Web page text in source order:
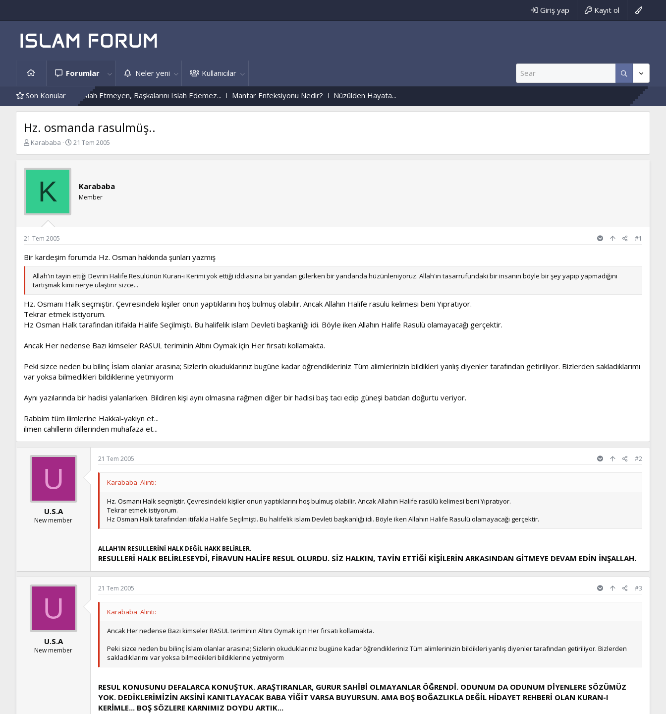
Giriş yap Kayıt ol
Forumlar Neler yeni Kullanıcılar
Son Konular
Kendini Islah Etmeyen, Başkalarını Islah Edemez... Mantar Enfeksiyonu Nedir? Nüzûlden Hayata...
Hz. osmanda rasulmüş..
K
b
a
a
a
Karababa
B
h
21 Tem 2005
K Karababa
Member
21 Tem 2005 #1
Bir kardeşim forumda Hz. Osman hakkında şunları yazmış
Allah'ın tayin ettiği Devrin Halife Resulünün Kuran-ı Kerimi yok ettiği iddiasına bir yandan gülerken bir yandanda hüzünleniyoruz. Allah'ın tasarrufundaki bir insanın böyle bir şey yapıp yapmadığını
tartışmak kimi nerye ulaştırır sizce...
Hz. Osmanı Halk seçmiştir. Çevresindeki kişiler onun yaptıklarını hoş bulmuş olabilir. Ancak Allahın Halife rasülü kelimesi beni Yıpratıyor.
Tekrar etmek istiyorum.
Hz Osman Halk tarafından itifakla Halife Seçilmişti. Bu halifelik islam Devleti başkanlığı idi. Böyle iken Allahın Halife Rasulü olamayacağı gerçektir.
Ancak Her nedense Bazı kimseler RASUL teriminin Altını Oymak için Her fırsatı kollamakta.
Peki sizce neden bu bilinç İslam olanlar arasına; Sizlerin okuduklarınız bugüne kadar öğrendikleriniz Tüm alimlerinizin bildikleri yanlış diyenler tarafından getiriliyor. Bizlerden sakladıklarımı
var yoksa bilmedikleri bildiklerine yetmiyorm
Aynı yazılarında bir hadisi yalanlarken. Bildiren kişi aynı olmasına rağmen diğer bir hadisi baş tacı edip güneşi batıdan doğurtu veriyor.
Rabbim tüm ilimlerine Hakkal-yakiyn et...
ilmen cahillerin dillerinden muhafaza et...
U
U.S.A
New member
21 Tem 2005 #2
Karababa' Alıntı:
Hz. Osmanı Halk seçmiştir. Çevresindeki kişiler onun yaptıklarını hoş bulmuş olabilir. Ancak Allahın Halife rasülü kelimesi beni Yıpratıyor.
Tekrar etmek istiyorum.
Hz Osman Halk tarafından itifakla Halife Seçilmişti. Bu halifelik islam Devleti başkanlığı idi. Böyle iken Allahın Halife Rasulü olamayacağı gerçektir.
ALLAH'IN RESULLERİNİ HALK DEĞİL HAKK BELİRLER.
RESULLERİ HALK BELİRLESEYDİ, FİRAVUN HALİFE RESUL OLURDU. SİZ HALKIN, TAYİN ETTİĞİ KİŞİLERİN ARKASINDAN GİTMEYE DEVAM EDİN İNŞALLAH.
U
U.S.A
New member
21 Tem 2005 #3
Karababa' Alıntı:
Ancak Her nedense Bazı kimseler RASUL teriminin Altını Oymak için Her fırsatı kollamakta.
Peki sizce neden bu bilinç İslam olanlar arasına; Sizlerin okuduklarınız bugüne kadar öğrendikleriniz Tüm alimlerinizin bildikleri yanlış diyenler tarafından getiriliyor. Bizlerden
sakladıklarımı var yoksa bilmedikleri bildiklerine yetmiyorm
RESUL KONUSUNU DEFALARCA KONUŞTUK. ARAŞTIRANLAR, GURUR SAHİBİ OLMAYANLAR ÖĞRENDİ. ODUNUM DA ODUNUM DİYENLERE SÖZÜMÜZ
YOK. DEDİKLERİMİZİN AKSİNİ KANITLAYACAK BABA YİĞİT VARSA BUYURSUN. AMA BOŞ BOĞAZLIKLA DEĞİL HİDAYET REHBERİ OLAN KURAN-I
KERİMLE... BOŞ SÖZLERE KARNIMIZ DOYDU ARTIK...